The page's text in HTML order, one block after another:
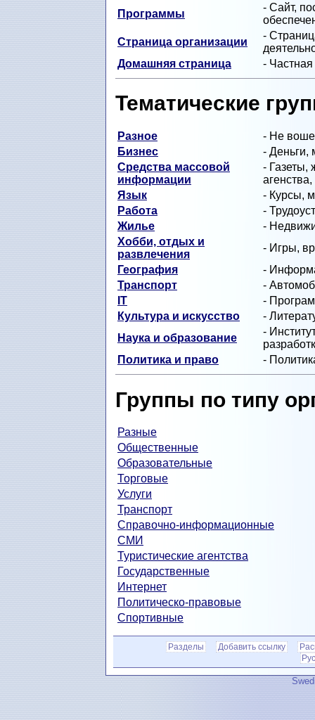
Программы
- Сайт,
Страница организации
-
Домашняя страница
- Частная
Тематические
Разное
- Не
Бизнес
- Деньги,
Средства массовой
информации
- Газеты,
Язык
- Курсы,
Работа
-
Жилье
-
Хобби, отдых и
развлечения
- Игры,
География
-
Транспорт
-
IT
-
Культура и искусство
-
Наука и образование
-
Политика и право
-
Группы по типу
Разные
Общественные
Образовательные
Торговые
Услуги
Транспорт
Справочно-информационные
СМИ
Туристические агентства
Государственные
Интернет
Политическо-правовые
Спортивные
Разделы Добавить ссылку